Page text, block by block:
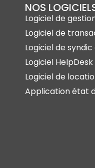
NOS
Logiciel de
Logiciel de
Logiciel de
Logiciel
Logiciel de
Application état